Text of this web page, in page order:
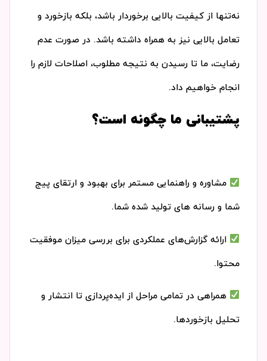
نه‌تنها از کیفیت بالایی برخوردار باشد، بلکه بازخورد و
تعامل بالایی نیز به همراه داشته باشد. در صورت عدم
رضایت، ما تا رسیدن به نتیجه مطلوب، اصلاحات لازم را
انجام خواهیم داد.
پشتیبانی ما چگونه است؟
مشاوره و راهنمایی مستمر برای بهبود و ارتقای پیج
شما و رسانه های تولید شده شما.
ارائه گزارش‌های عملکردی برای بررسی میزان موفقیت
محتوا.
همراهی در تمامی مراحل از ایده‌پردازی تا انتشار و
تحلیل بازخوردها.